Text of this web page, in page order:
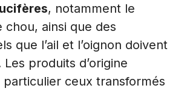
, notamment le
chou, ainsi que des
que l’ail et l’oignon doivent
produits d’origine
particulier ceux transformés